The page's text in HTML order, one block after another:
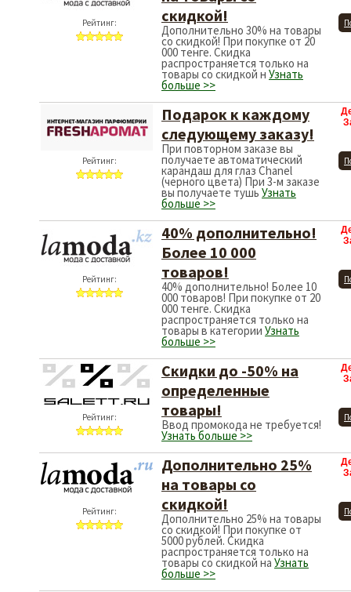
Рейтинг:
скидкой!
Дополнительно 30% на товары
со скидкой! При покупке от 20
000 тенге. Скидка
распространяется только на
товары со скидкой н Узнать
больше >>
Рейтинг:
Подарок к каждому
следующему заказу!
При повторном заказе вы
получаете автоматический
карандаш для глаз Chanel
(черного цвета) При 3-м заказе
вы получаете тушь Узнать
больше >>
Рейтинг:
40% дополнительно!
Более 10 000
товаров!
40% дополнительно! Более 10
000 товаров! При покупке от 20
000 тенге. Скидка
распространяется только на
товары в категории Узнать
больше >>
Рейтинг:
Скидки до -50% на
определенные
товары!
Ввод промокода не требуется!
Узнать больше >>
Рейтинг:
Дополнительно 25%
на товары со
скидкой!
Дополнительно 25% на товары
со скидкой! При покупке от
5000 рублей. Скидка
распространяется только на
товары со скидкой на Узнать
больше >>